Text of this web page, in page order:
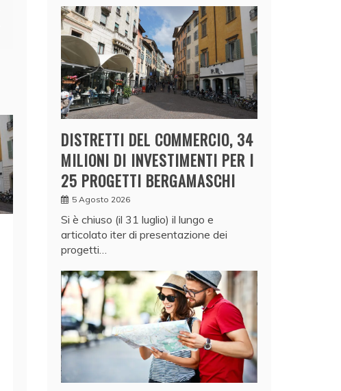
DISTRETTI DEL COMMERCIO, 34
MILIONI DI INVESTIMENTI PER I
25 PROGETTI BERGAMASCHI
5 Agosto 2026
Si è chiuso (il 31 luglio) il lungo e
articolato iter di presentazione dei
progetti…